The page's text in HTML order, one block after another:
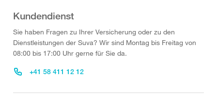
Kundendienst
Sie haben Fragen zu Ihrer Versicherung oder zu den
Dienstleistungen der Suva? Wir sind Montag bis Freitag von
08:00 bis 17:00 Uhr gerne für Sie da.
+41 58 411 12 12